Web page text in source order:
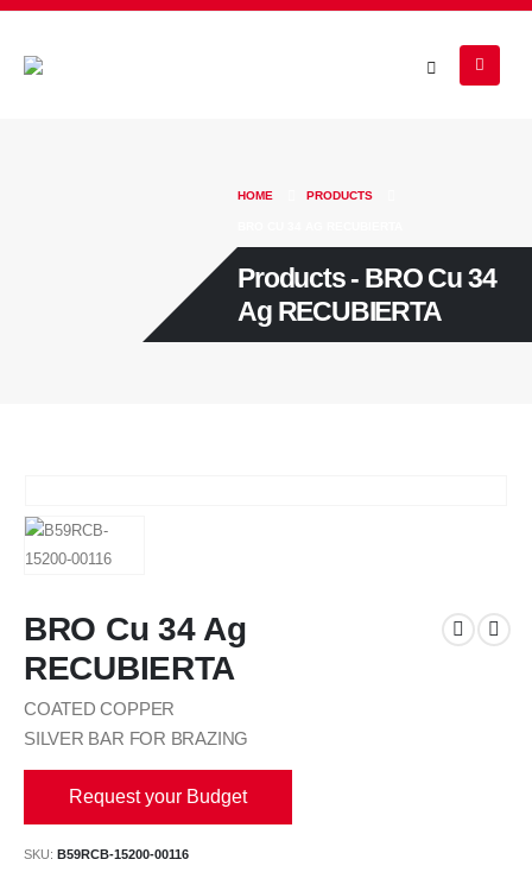
HOME PRODUCTS
Products - BRO Cu 34
Ag RECUBIERTA
BRO Cu 34 Ag
RECUBIERTA
COATED COPPER
SILVER BAR FOR BRAZING
Request your Budget
SKU: B59RCB-15200-00116